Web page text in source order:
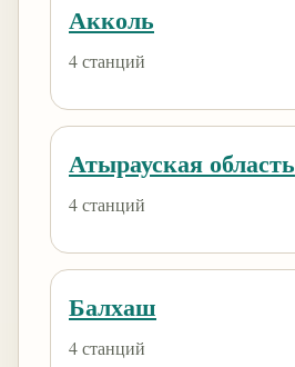
Акколь
4 станций
Атырауская область
4 станций
Балхаш
4 станций